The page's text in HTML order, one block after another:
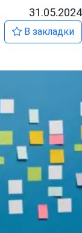
31.05.2024
В закладки